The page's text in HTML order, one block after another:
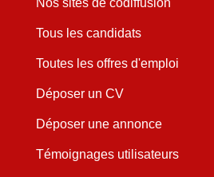
Nos sites de codiffusion
Tous les candidats
Toutes les offres d'emploi
Déposer un CV
Déposer une annonce
Témoignages utilisateurs